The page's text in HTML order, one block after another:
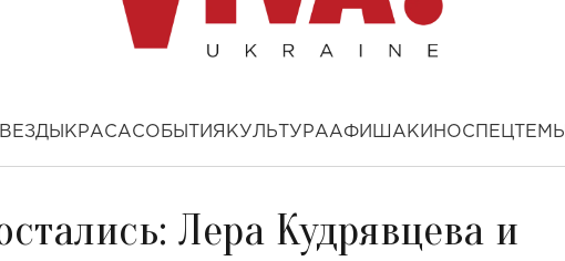
КРАСАСОБЫТИЯ КУЛЬТУРААФИША КИНОСПЕЦТЕМЫ
Лера Кудрявцева и